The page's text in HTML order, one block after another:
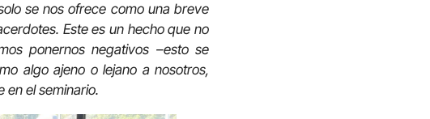
se nos ofrece como una breve
Este es un hecho que no
ponernos negativos –esto se
algo ajeno o lejano a nosotros,
en el seminario.